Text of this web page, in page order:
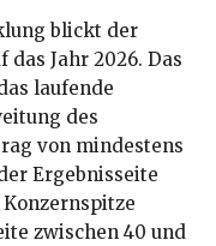
blickt der
Jahr 2026. Das
laufende
des
von mindestens
Ergebnisseite
zwischen 40 und